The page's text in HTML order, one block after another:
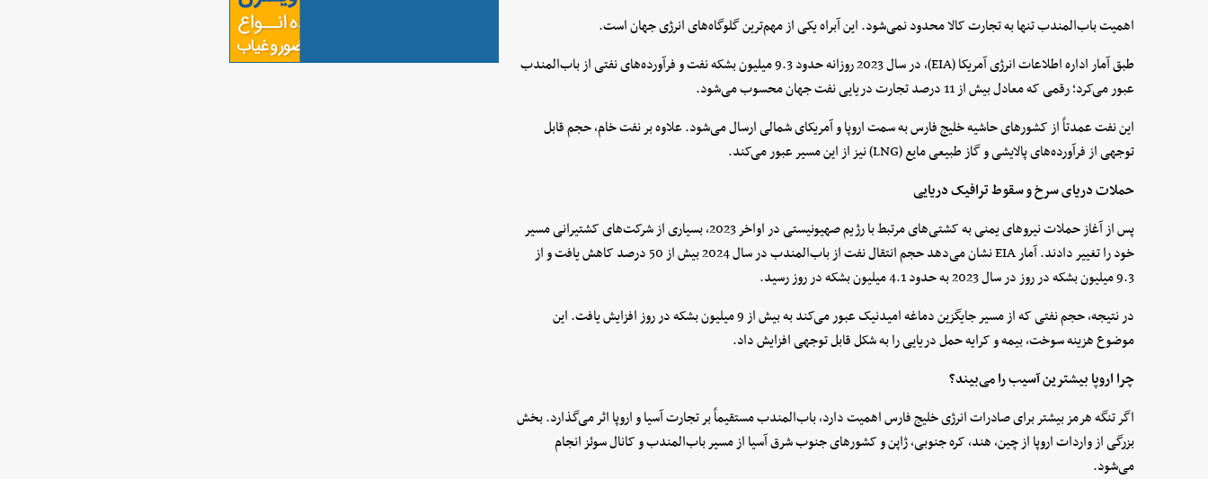
اهمیت باب‌المندب تنها به تجارت کالا محدود نمی‌شود. این آبراه یکی از مهم‌ترین گلوگاه‌های انرژی جهان است.
طبق آمار اداره اطلاعات انرژی آمریکا (EIA)، در سال 2023 روزانه حدود 9.3 میلیون بشکه نفت و فرآورده‌های نفتی از باب‌المندب
عبور می‌کرد؛ رقمی که معادل بیش از 11 درصد تجارت دریایی نفت جهان محسوب می‌شود.
این نفت عمدتاً از کشورهای حاشیه خلیج فارس به سمت اروپا و آمریکای شمالی ارسال می‌شود. علاوه بر نفت خام، حجم قابل
توجهی از فرآورده‌های پالایشی و گاز طبیعی مایع (LNG) نیز از این مسیر عبور می‌کند.
حملات دریای سرخ و سقوط ترافیک دریایی
پس از آغاز حملات نیروهای یمنی به کشتی‌های مرتبط با رژیم صهیونیستی در اواخر 2023، بسیاری از شرکت‌های کشتیرانی مسیر
خود را تغییر دادند. آمار EIA نشان می‌دهد حجم انتقال نفت از باب‌المندب در سال 2024 بیش از 50 درصد کاهش یافت و از
9.3 میلیون بشکه در روز در سال 2023 به حدود 4.1 میلیون بشکه در روز رسید.
در نتیجه، حجم نفتی که از مسیر جایگزین دماغه امیدنیک عبور می‌کند به بیش از 9 میلیون بشکه در روز افزایش یافت. این
موضوع هزینه سوخت، بیمه و کرایه حمل دریایی را به شکل قابل توجهی افزایش داد.
چرا اروپا بیشترین آسیب را می‌بیند؟
اگر تنگه هرمز بیشتر برای صادرات انرژی خلیج فارس اهمیت دارد، باب‌المندب مستقیماً بر تجارت آسیا و اروپا اثر می‌گذارد. بخش
بزرگی از واردات اروپا از چین، هند، کره جنوبی، ژاپن و کشورهای جنوب شرق آسیا از مسیر باب‌المندب و کانال سوئز انجام
می‌شود.